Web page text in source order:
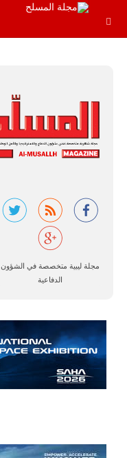
مجلة ليبية متخصصة في الشؤون
الدفاعية